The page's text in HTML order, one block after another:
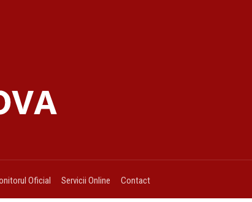
Oficial Servicii Online Contact